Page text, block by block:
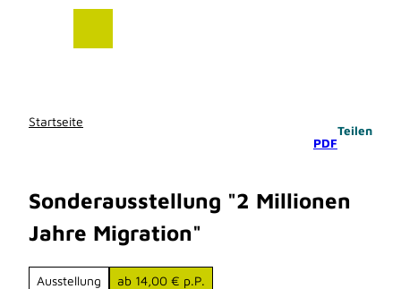
Startseite
PDF
Teilen
Sonderausstellung "2 Millionen
Jahre Migration"
Ausstellung ab 14,00 € p.P.